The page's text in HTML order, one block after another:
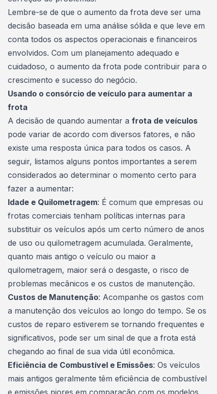
Lembre-se de que o aumento da frota deve ser uma
decisão baseada em uma análise sólida e que leve em
conta todos os aspectos operacionais e financeiros
envolvidos. Com um planejamento adequado e
cuidadoso, o aumento da frota pode contribuir para o
crescimento e sucesso do negócio.
Usando o consórcio de veículo para aumentar a
frota
A decisão de quando aumentar a frota de veículos
pode variar de acordo com diversos fatores, e não
existe uma resposta única para todos os casos. A
seguir, listamos alguns pontos importantes a serem
considerados ao determinar o momento certo para
fazer a aumentar:
Idade e Quilometragem: É comum que empresas ou
frotas comerciais tenham políticas internas para
substituir os veículos após um certo número de anos
de uso ou quilometragem acumulada. Geralmente,
quanto mais antigo o veículo ou maior a
quilometragem, maior será o desgaste, o risco de
problemas mecânicos e os custos de manutenção.
Custos de Manutenção: Acompanhe os gastos com
a manutenção dos veículos ao longo do tempo. Se os
custos de reparo estiverem se tornando frequentes e
significativos, pode ser um sinal de que a frota está
chegando ao final de sua vida útil econômica.
Eficiência de Combustível e Emissões: Os veículos
mais antigos geralmente têm eficiência de combustível
e emissões piores em comparação com os modelos